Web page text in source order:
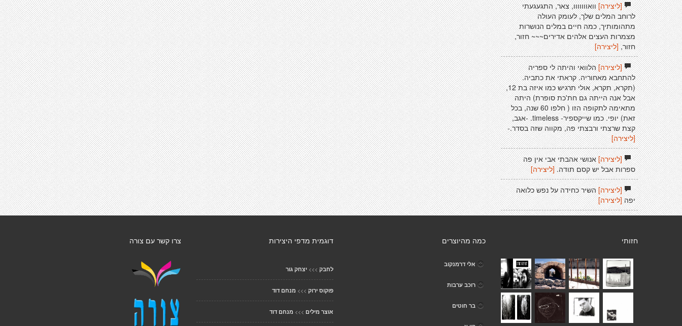
[ליצירה]וואווווווו, צאר, התגעגעתי
לרוחב המלים שלך, לעומק העולה
מתהומותיך, כמה חיים במלים הנושרות
מצמרות העצים אלהים אדירים~~~ חזור,
חזור,[ליצירה]
[ליצירה]הלוואי והיתה לי ספריה
להתחבא מאחוריה. קראתי את כתביה.
(תקרא, תקרא, אולי תרגיש כמו איזה בת 12,
אבל אנה הייתה גם חת'כת סופרת) היתה
מתאימה לתקופה הזו ( חלפו 60 שנה, בכל
זאת) יופי. כמו שייקספיר- timeless. -אגב,
קצת שרצתי ורבצתי פה, מקווה שזה בסדר.-
[ליצירה]
[ליצירה]אנושי אהבתי אבי אין פה
ספרות אבל יש קסם תודה. [ליצירה]
[ליצירה]השיר כחידה על נפש כלואה
יפה [ליצירה]
צרו קשר עם צורה דוגמית מדפי היצירות
לחבק >>> יצחק גור
פוקוס ירוק >>> מנחם דוד
אוצר מילים >>> מנחם דוד
כמה מהיוצרים
אלי דרמנקוב
רוכב ערבות
בר חוטים
חזותי